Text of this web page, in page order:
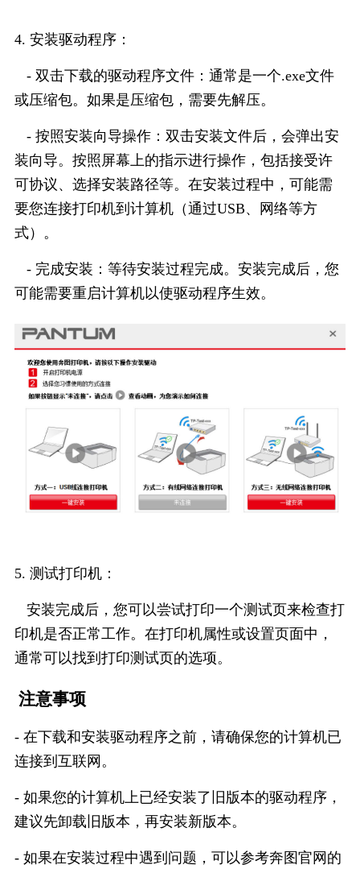
4. 安装驱动程序：
- 双击下载的驱动程序文件：通常是一个.exe文件
或压缩包。如果是压缩包，需要先解压。
- 按照安装向导操作：双击安装文件后，会弹出安
装向导。按照屏幕上的指示进行操作，包括接受许
可协议、选择安装路径等。在安装过程中，可能需
要您连接打印机到计算机（通过USB、网络等方
式）。
- 完成安装：等待安装过程完成。安装完成后，您
可能需要重启计算机以使驱动程序生效。
5. 测试打印机：
安装完成后，您可以尝试打印一个测试页来检查打
印机是否正常工作。在打印机属性或设置页面中，
通常可以找到打印测试页的选项。
注意事项
- 在下载和安装驱动程序之前，请确保您的计算机已
连接到互联网。
- 如果您的计算机上已经安装了旧版本的驱动程序，
建议先卸载旧版本，再安装新版本。
- 如果在安装过程中遇到问题，可以参考奔图官网的